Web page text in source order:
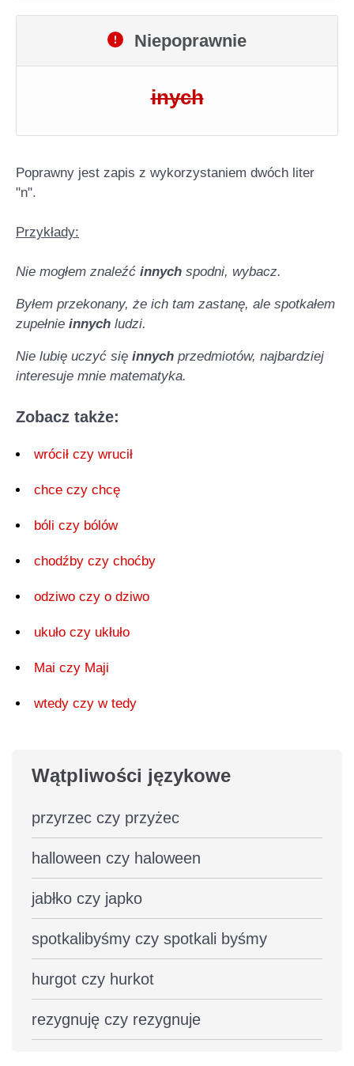
Niepoprawnie
inych
Poprawny jest zapis z wykorzystaniem dwóch liter
"n".
Przykłady:
Nie mogłem znaleźć innych spodni, wybacz.
Byłem przekonany, że ich tam zastanę, ale spotkałem
zupełnie innych ludzi.
Nie lubię uczyć się innych przedmiotów, najbardziej
interesuje mnie matematyka.
Zobacz także:
wrócił czy wrucił
chce czy chcę
bóli czy bólów
chodźby czy choćby
odziwo czy o dziwo
ukuło czy ukłuło
Mai czy Maji
wtedy czy w tedy
Wątpliwości językowe
przyrzec czy przyżec
halloween czy haloween
jabłko czy japko
spotkalibyśmy czy spotkali byśmy
hurgot czy hurkot
rezygnuję czy rezygnuje